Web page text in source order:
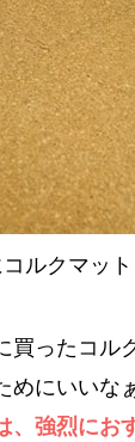
ルクマット
買ったコル
めにいい
強烈にお